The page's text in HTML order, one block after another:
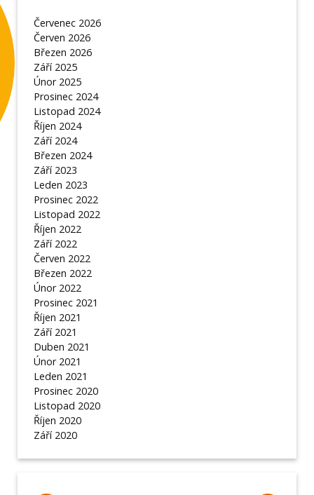
Červenec 2026
Červen 2026
Březen 2026
Září 2025
Únor 2025
Prosinec 2024
Listopad 2024
Říjen 2024
Září 2024
Březen 2024
Září 2023
Leden 2023
Prosinec 2022
Listopad 2022
Říjen 2022
Září 2022
Červen 2022
Březen 2022
Únor 2022
Prosinec 2021
Říjen 2021
Září 2021
Duben 2021
Únor 2021
Leden 2021
Prosinec 2020
Listopad 2020
Říjen 2020
Září 2020